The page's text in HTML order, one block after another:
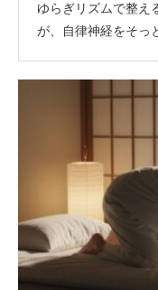
ゆらぎリズムで整
が、自律神経をそっ